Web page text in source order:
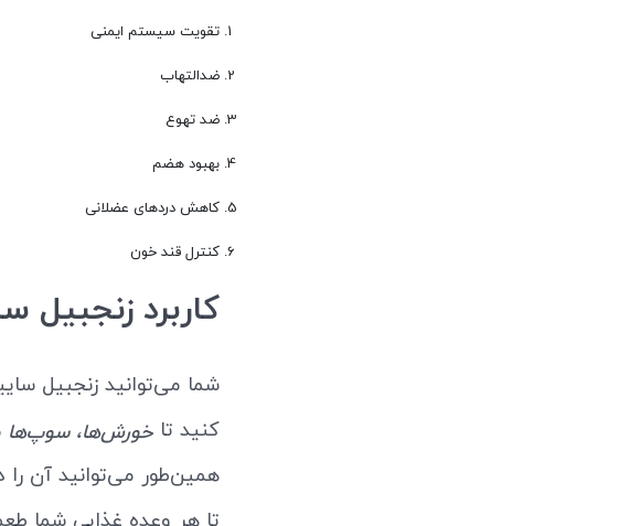
تقویت سیستم ایمنی
ضدالتهاب
ضد تهوع
بهبود هضم
کاهش دردهای عضلانی
کنترل قند خون
کاربرد زنجبیل
کنید تا خورش‌ها، سوپ‌ها
همین‌طور می‌توانید آن را